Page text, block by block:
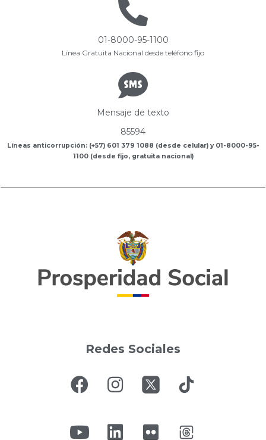
01-8000-95-1100
Línea Gratuita Nacional desde teléfono fijo
Mensaje de texto
85594
Líneas anticorrupción: (+57) 601 379 1088 (desde celular) y 01-8000-95-
1100 (desde fijo, gratuita nacional)
Redes Sociales